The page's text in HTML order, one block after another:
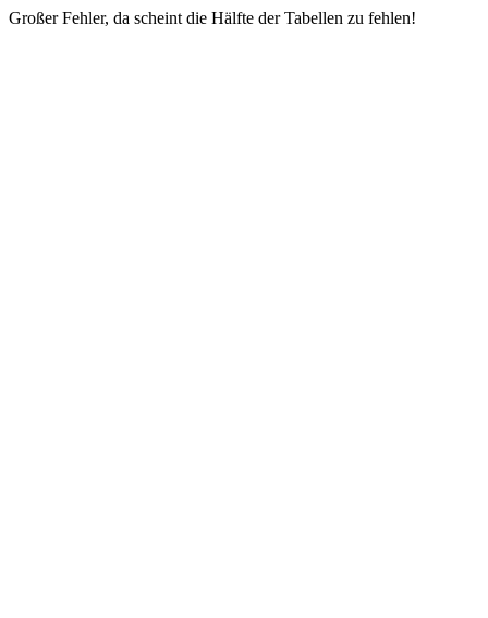
Großer Fehler, da scheint die Hälfte der Tabellen zu fehlen!